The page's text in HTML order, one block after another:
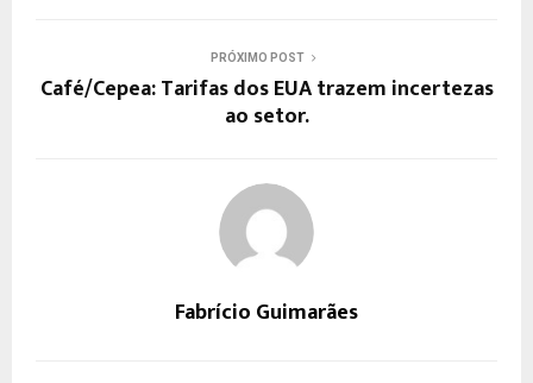
PRÓXIMO POST
Café/Cepea: Tarifas dos EUA trazem incertezas
ao setor.
Fabrício Guimarães